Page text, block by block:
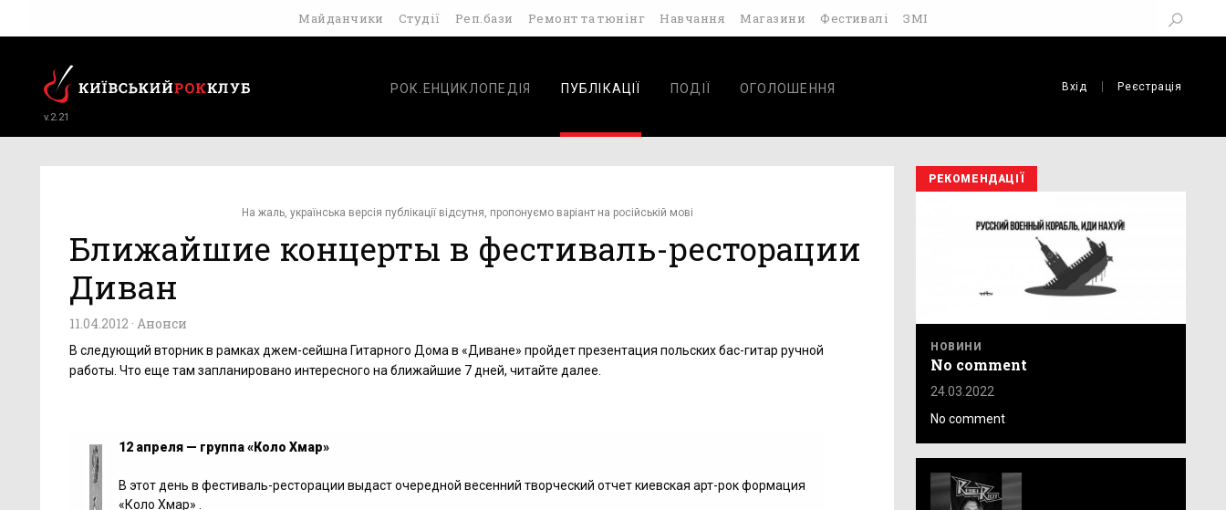
Майданчики Студії Реп.бази Ремонт та тюнінг Навчання Магазини Фестивалі ЗМІ
v.2.21
РОК.ЕНЦИКЛОПЕДІЯ ПУБЛІКАЦІЇ ПОДІЇ ОГОЛОШЕННЯ Вхід Реєстрація
На жаль, українська версія публікації відсутня, пропонуємо варіант на російській мові
Ближайшие концерты в фестиваль-ресторации
Диван
11.04.2012 · Анонси
В следующий вторник в рамках джем-сейшна Гитарного Дома в «Диване» пройдет презентация польских бас-гитар ручной
работы. Что еще там запланировано интересного на ближайшие 7 дней, читайте далее.
12 апреля — группа «Коло Хмар»
В этот день в фестиваль-ресторации выдаст очередной весенний творческий отчет киевская арт-рок формация
«Коло Хмар» .
РЕКОМЕНДАЦІЇ
НОВИНИ
No comment
24.03.2022
No comment